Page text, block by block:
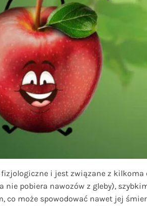
fizjologiczne i jest związane z
pobiera nawozów z gleby),
może spowodować nawet jej